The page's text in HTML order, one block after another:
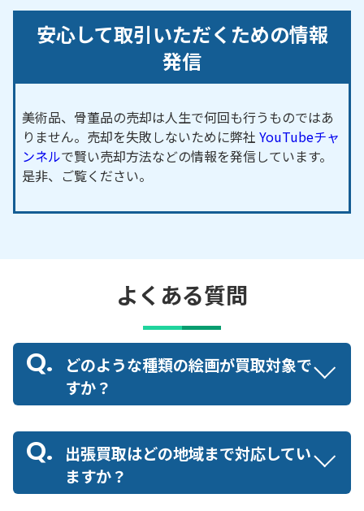
安心して取引いただくための情報
発信
美術品、骨董品の売却は人生で何回も行うものではあ
りません。売却を失敗しないために弊社 YouTubeチャ
ンネルで賢い売却方法などの情報を発信しています。
是非、ご覧ください。
よくある質問
どのような種類の絵画が買取対象で
すか？
出張買取はどの地域まで対応してい
ますか？